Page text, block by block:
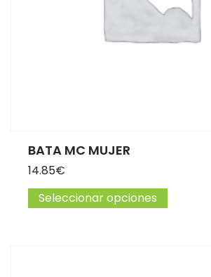
BATA MC MUJER
14.85€
Seleccionar opciones